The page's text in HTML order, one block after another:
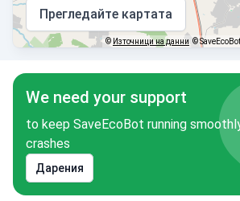
Прегледайте картата
© Източници на данни © SaveEcoBot
We need your support
to keep SaveEcoBot running
crashes
Дарения